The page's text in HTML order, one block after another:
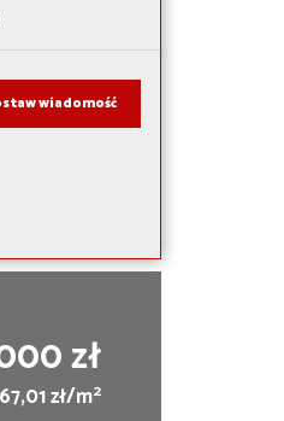
wiadomość
zł
67,01 zł/m2